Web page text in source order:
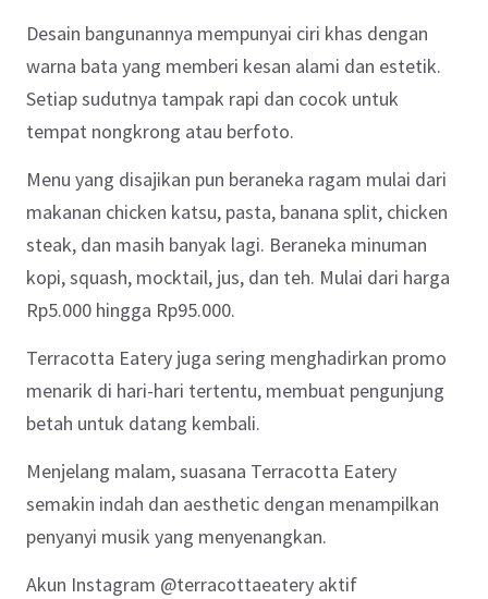
Desain bangunannya mempunyai ciri khas dengan
warna bata yang memberi kesan alami dan estetik.
Setiap sudutnya tampak rapi dan cocok untuk
tempat nongkrong atau berfoto.
Menu yang disajikan pun beraneka ragam mulai dari
makanan chicken katsu, pasta, banana split, chicken
steak, dan masih banyak lagi. Beraneka minuman
kopi, squash, mocktail, jus, dan teh. Mulai dari harga
Rp5.000 hingga Rp95.000.
Terracotta Eatery juga sering menghadirkan promo
menarik di hari-hari tertentu, membuat pengunjung
betah untuk datang kembali.
Menjelang malam, suasana Terracotta Eatery
semakin indah dan aesthetic dengan menampilkan
penyanyi musik yang menyenangkan.
Akun Instagram @terracottaeatery aktif